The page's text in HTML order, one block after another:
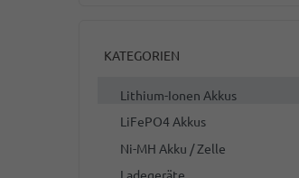
KATEGORIEN
Lithium-Ionen Akkus
LiFePO4 Akkus
Ni-MH Akku / Zelle
Ladegeräte